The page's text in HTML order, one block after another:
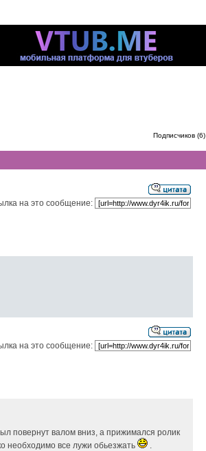
Подписчиков (6)
на это сообщение:
на это сообщение:
повернут валом вниз, а прижимался ролик
необходимо все лужи обьезжать
.